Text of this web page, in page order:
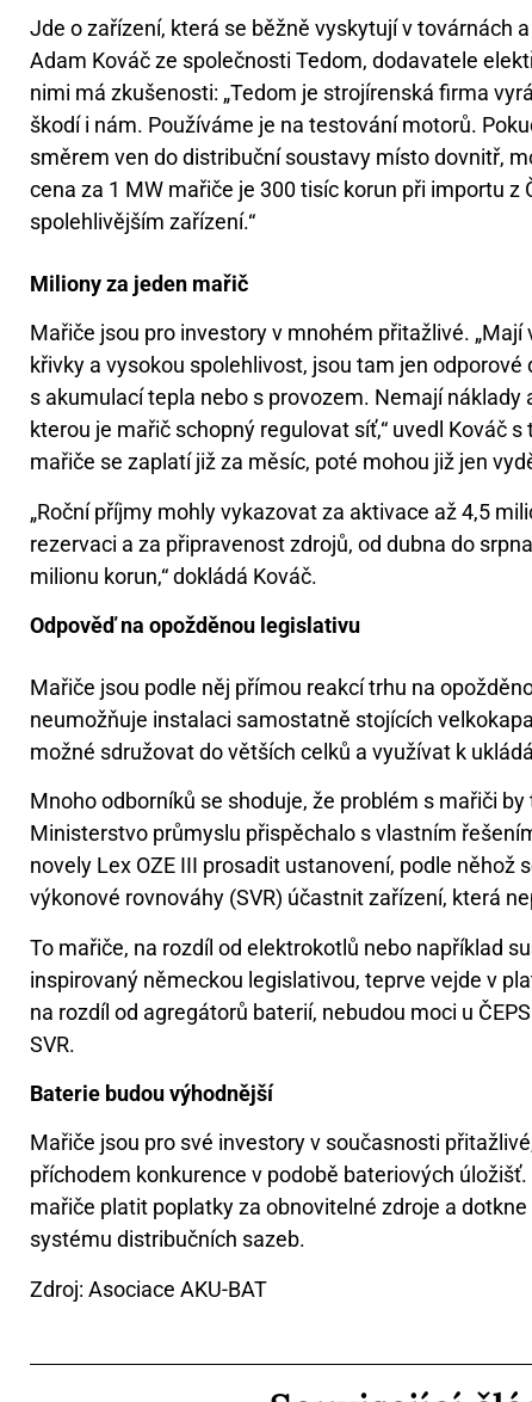
Jde o zařízení, která se běžně vyskytují v továrnách
Adam Kováč ze společnosti Tedom, dodavatele
nimi má zkušenosti: „Tedom je strojírenská firma
škodí i nám. Používáme je na testování motorů.
směrem ven do distribuční soustavy místo dovnitř,
cena za 1 MW mařiče je 300 tisíc korun při importu z
spolehlivějším zařízení.“
Miliony za jeden mařič
Mařiče jsou pro investory v mnohém přitažlivé.
křivky a vysokou spolehlivost, jsou tam jen
s akumulací tepla nebo s provozem. Nemají náklady
kterou je mařič schopný regulovat síť,“ uvedl Kováč
mařiče se zaplatí již za měsíc, poté mohou již jen
„Roční příjmy mohly vykazovat za aktivace až 4,5
rezervaci a za připravenost zdrojů, od dubna do
milionu korun,“ dokládá Kováč.
Odpověď na opožděnou legislativu
Mařiče jsou podle něj přímou reakcí trhu na
neumožňuje instalaci samostatně stojících
možné sdružovat do větších celků a využívat k
Mnoho odborníků se shoduje, že problém s mařiči
Ministerstvo průmyslu přispěchalo s vlastním
novely Lex OZE III prosadit ustanovení, podle něhož
výkonové rovnováhy (SVR) účastnit zařízení, která
To mařiče, na rozdíl od elektrokotlů nebo například
inspirovaný německou legislativou, teprve vejde v
na rozdíl od agregátorů baterií, nebudou moci u
SVR.
Baterie budou výhodnější
Mařiče jsou pro své investory v současnosti
příchodem konkurence v podobě bateriových
mařiče platit poplatky za obnovitelné zdroje a
systému distribučních sazeb.
Zdroj: Asociace AKU-BAT